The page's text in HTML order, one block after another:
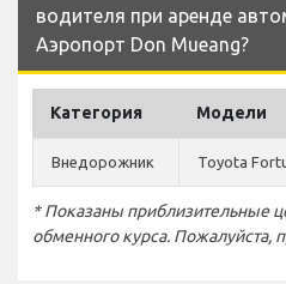
водителя при аренде
Аэропорт Don Mueang?
Категория Модели
Внедорожник Toyota
* Показаны приблизительные
обменного курса. Пожалуйста,